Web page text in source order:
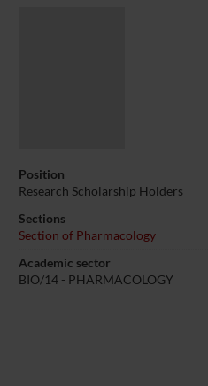
Position
Research Scholarship Holders
Sections
Section of Pharmacology
Academic sector
BIO/14 - PHARMACOLOGY